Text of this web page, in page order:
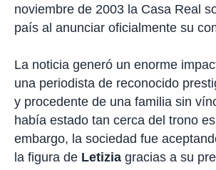
noviembre de 2003 la Casa Real
país al anunciar oficialmente su
La noticia generó un enorme
una periodista de reconocido
y procedente de una familia sin
había estado tan cerca del trono
embargo, la sociedad fue
la figura de Letizia gracias a su